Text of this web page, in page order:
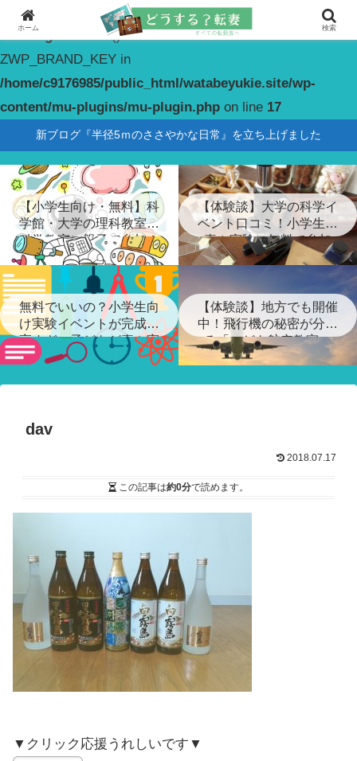
Warning
: constant(): Couldn't find constant
ZWP_BRAND_KEY in
/home/c9176985/public_html/watabeyukie.site/wp-
content/mu-plugins/mu-plugin.php on line 17
新ブログ『半径5ｍのささやかな日常』を立ち上げました
【小学生向け・無料】科
学館・大学の理科教室・
科学教室に親子で参加！
【体験談】大学の科学イ
ベント口コミ！小学生が
喜ぶ実験に無料で参加
無料でいいの？小学生向
け実験イベントが完成度
高すぎ…子どもが喜ぶ実
験ショー
【体験談】地方でも開催
中！飛行機の秘密が分か
る「こども航空教室」
dav
2018.07.17
この記事は約0分で読めます。
▼クリック応援うれしいです▼
ホーム 検索